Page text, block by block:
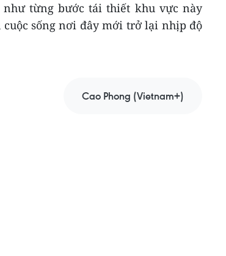
như từng bước tái thiết khu vực này
cuộc sống nơi đây mới trở lại nhịp độ
Cao Phong (Vietnam+)